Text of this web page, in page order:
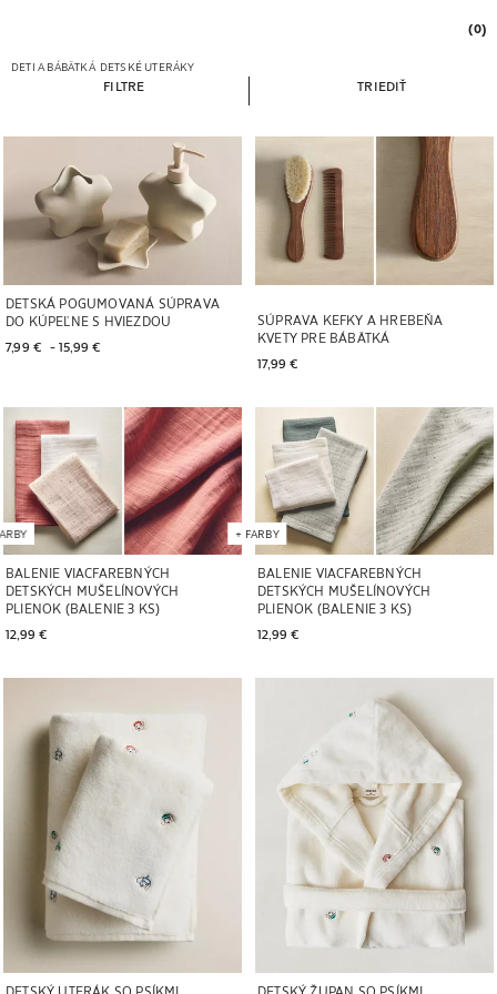
(0)
DETI A BÁBÄTKÁ DETSKÉ UTERÁKY
FILTRE TRIEDIŤ
DETSKÁ POGUMOVANÁ SÚPRAVA
DO KÚPEĽNE S HVIEZDOU
7,99 € - 15,99 €
SÚPRAVA KEFKY A HREBEŇA
KVETY PRE BÁBÄTKÁ
17,99 €
BALENIE VIACFAREBNÝCH
DETSKÝCH MUŠELÍNOVÝCH
PLIENOK (BALENIE 3 KS)
12,99 €
BALENIE VIACFAREBNÝCH
DETSKÝCH MUŠELÍNOVÝCH
PLIENOK (BALENIE 3 KS)
12,99 €
+ FARBY
DETSKÝ UTERÁK SO PSÍKMI
Obrázok zmenený na 1 z 5
DETSKÝ ŽUPAN SO PSÍKMI
Obrázok zmenený na 1 z 5